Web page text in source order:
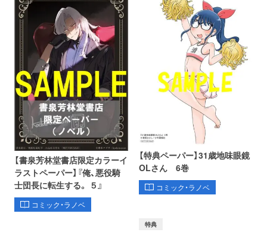
【書泉芳林堂書店限定カラーイ
ラストペーパー】『俺、悪役騎
士団長に転生する。 ５』
コミック・ラノベ
【特典ペーパー】31歳地味眼鏡
OLさん 6巻
コミック・ラノベ
特典